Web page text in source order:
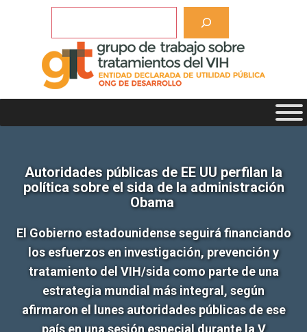
Autoridades públicas de EE UU perfilan la
política sobre el sida de la administración
Obama
El Gobierno estadounidense seguirá financiando
los esfuerzos en investigación, prevención y
tratamiento del VIH/sida como parte de una
estrategia mundial más integral, según
afirmaron el lunes autoridades públicas de ese
país en una sesión especial durante la V